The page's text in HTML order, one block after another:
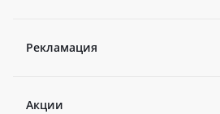
Рекламация
Акции